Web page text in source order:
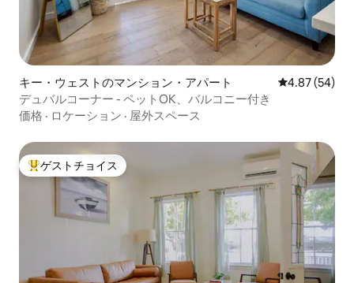
キー・ウェストのマンション・アパート レビュー54
4.87 (54)
デュバルコーナー - ペットOK、バルコニー付き
価格 · ロケーション · 屋外スペース
大好評のゲストチョイスです。
ゲストチョイス